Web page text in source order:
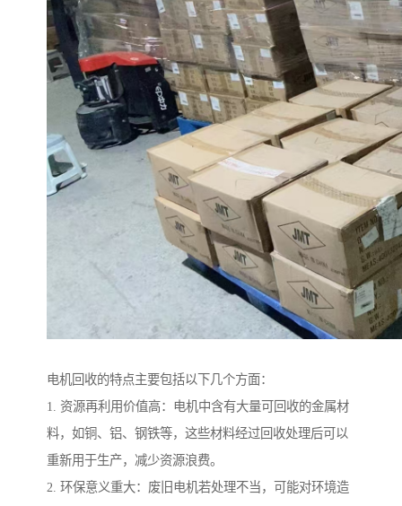
电机回收的特点主要包括以下几个方面：
1. 资源再利用价值高：电机中含有大量可回收的金属材
料，如铜、铝、钢铁等，这些材料经过回收处理后可以
重新用于生产，减少资源浪费。
2. 环保意义重大：废旧电机若处理不当，可能对环境造